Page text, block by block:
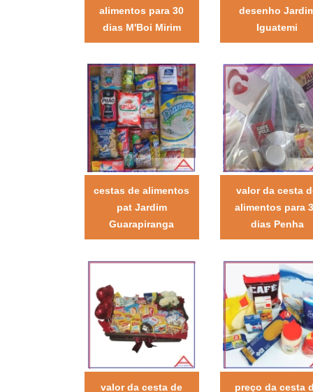
alimentos para 30
dias M'Boi Mirim
desenho
Iguatemi
cestas de alimentos
pat Jardim
Guarapiranga
valor da cesta
alimentos para
dias Penha
valor da cesta de
preço da cesta